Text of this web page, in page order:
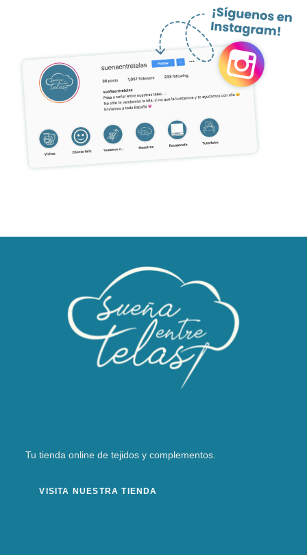
Tu tienda online de tejidos y complementos.
VISITA NUESTRA TIENDA